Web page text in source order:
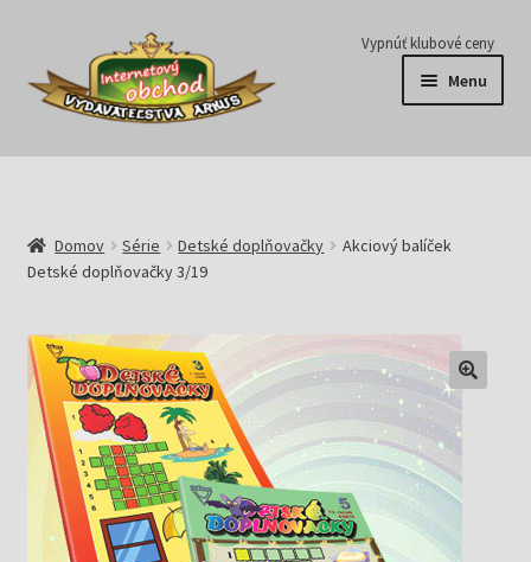
Preskočiť
navigáciu
Preskočiť
obsah
Vypnúť klubové ceny
Menu
Série
E-knihy
Predplatné
Pripravujeme
Pre školy
Knižný klub
Domov Série Detské doplňovačky
Akciový balíček
Detské doplňovačky 3/19